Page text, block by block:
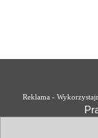
Reklama -